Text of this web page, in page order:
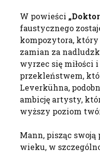
W powieści „Doktor
faustycznego
kompozytora, który
zamian za
wyrzec się miłości
przekleństwem,
Leverkühna,
ambicję artysty,
wyższy poziom
Mann, pisząc
wieku, w